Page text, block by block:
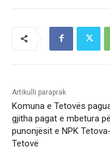
Artikulli paraprak
Komuna e Tetovës
gjitha pagat e mbetura
punonjësit e NPK Tetova-
Tetovë